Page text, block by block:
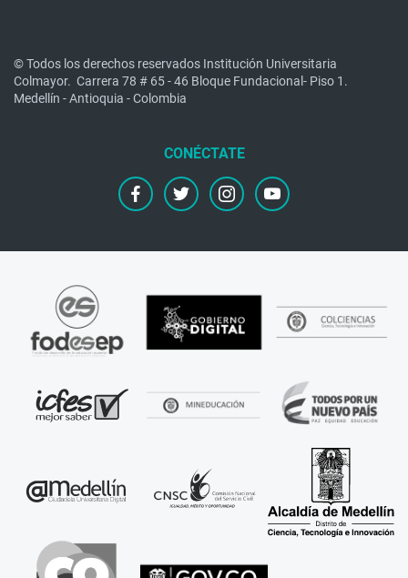
© Todos los derechos reservados Institución Universitaria
Colmayor. Carrera 78 # 65 - 46 Bloque Fundacional- Piso 1.
Medellín - Antioquia - Colombia
facebooktwitter instagramyoutube